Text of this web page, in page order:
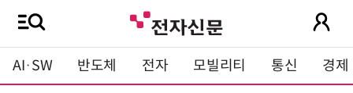
AI·SW 반도체 전자 모빌리티 통신 경제